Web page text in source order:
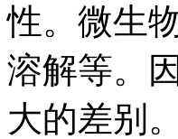
性。微生
溶解等。
大的差别